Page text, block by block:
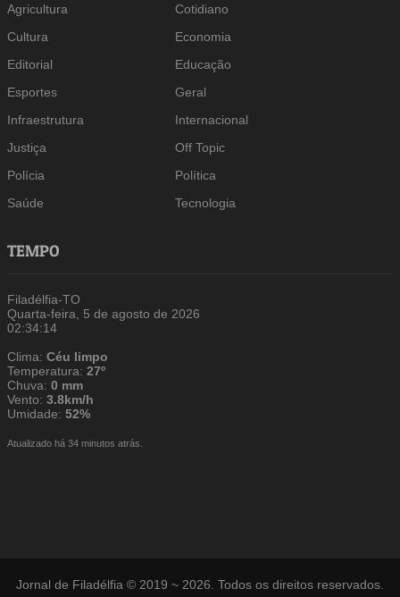
Agricultura
Cotidiano
Cultura
Economia
Editorial
Educação
Esportes
Geral
Infraestrutura
Internacional
Justiça
Off Topic
Polícia
Política
Saúde
Tecnologia
TEMPO
Filadélfia-TO
Quarta-feira, 5 de agosto de 2026
02:34:15
Clima:Céu limpo
Temperatura:27º
Chuva:0 mm
Vento:3.8km/h
Umidade:52%
Atualizado há 34 minutos atrás.
Jornal de Filadélfia © 2019 ~ 2026. Todos os direitos reservados.